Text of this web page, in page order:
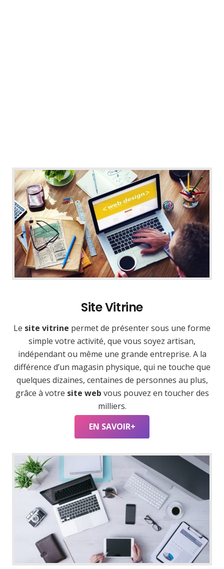
Site Vitrine
Le site vitrine permet de présenter sous une forme
simple votre activité, que vous soyez artisan,
indépendant ou même une grande entreprise. A la
différence d’un magasin physique, qui ne touche que
quelques dizaines, centaines de personnes au plus,
grâce à votre site web vous pouvez en toucher des
milliers.
EN SAVOIR+